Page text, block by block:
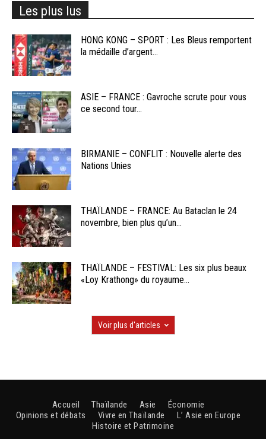
Les plus lus
HONG KONG – SPORT : Les Bleus remportent
la médaille d’argent...
ASIE – FRANCE : Gavroche scrute pour vous
ce second tour...
BIRMANIE – CONFLIT : Nouvelle alerte des
Nations Unies
THAÏLANDE – FRANCE: Au Bataclan le 24
novembre, bien plus qu’un...
THAÏLANDE – FESTIVAL: Les six plus beaux
«Loy Krathong» du royaume...
Voir plus d'articles
Accueil Thaïlande Asie
Économie
Opinions et débats
Vivre en Thaïlande
L’ Asie en Europe
Histoire et Patrimoine